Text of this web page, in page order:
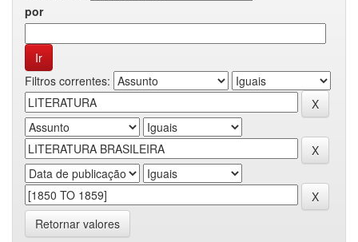
por
Filtros correntes:
Retornar valores